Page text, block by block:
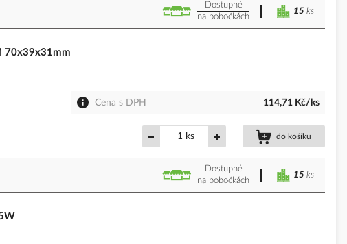
Dostupné
na pobočkách
15 ks
70x39x31mm
Cena s DPH 114,71 Kč/ks
ks do košíku
Dostupné
na pobočkách
15 ks